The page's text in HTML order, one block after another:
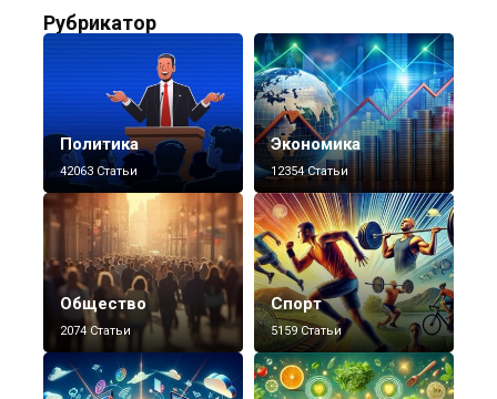
Рубрикатор
Политика
42063 Статьи
Экономика
12354 Статьи
Общество
2074 Статьи
Спорт
5159 Статьи